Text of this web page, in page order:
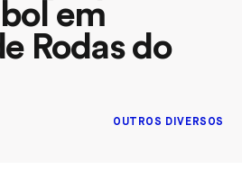
em
Rodas do
OUTROS DIVERSOS